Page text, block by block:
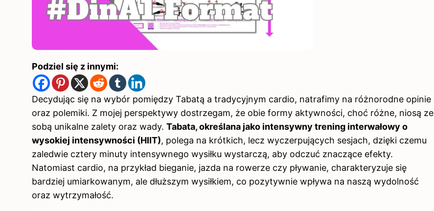
Podziel się z innymi:
Decydując się na wybór pomiędzy Tabatą a tradycyjnym cardio, natrafimy na różnorodne opinie
oraz polemiki. Z mojej perspektywy dostrzegam, że obie formy aktywności, choć różne, niosą ze
sobą unikalne zalety oraz wady. Tabata, określana jako intensywny trening interwałowy o
wysokiej intensywności (HIIT), polega na krótkich, lecz wyczerpujących sesjach, dzięki czemu
zaledwie cztery minuty intensywnego wysiłku wystarczą, aby odczuć znaczące efekty.
Natomiast cardio, na przykład bieganie, jazda na rowerze czy pływanie, charakteryzuje się
bardziej umiarkowanym, ale dłuższym wysiłkiem, co pozytywnie wpływa na naszą wydolność
oraz wytrzymałość.